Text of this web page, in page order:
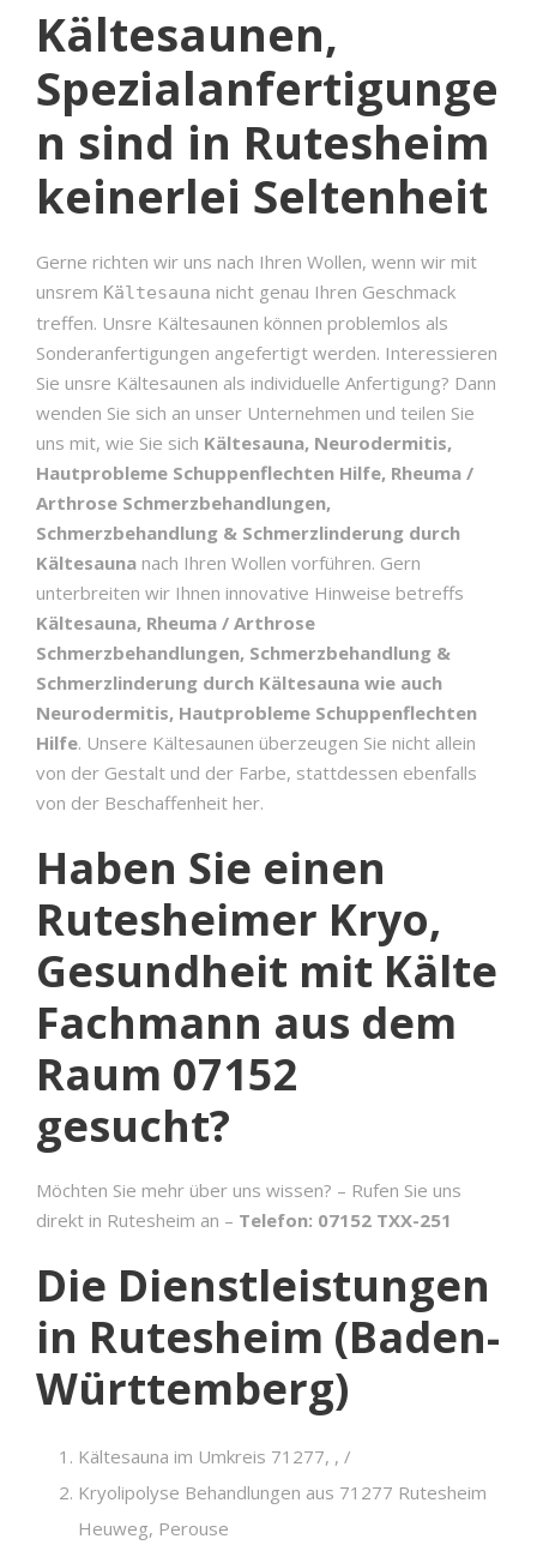
Kältesaunen,
Spezialanfertigunge
n sind in Rutesheim
keinerlei Seltenheit
Gerne richten wir uns nach Ihren Wollen, wenn wir mit
unsrem Kältesauna nicht genau Ihren Geschmack
treffen. Unsre Kältesaunen können problemlos als
Sonderanfertigungen angefertigt werden. Interessieren
Sie unsre Kältesaunen als individuelle Anfertigung? Dann
wenden Sie sich an unser Unternehmen und teilen Sie
uns mit, wie Sie sich Kältesauna, Neurodermitis,
Hautprobleme Schuppenflechten Hilfe, Rheuma /
Arthrose Schmerzbehandlungen,
Schmerzbehandlung & Schmerzlinderung durch
Kältesauna nach Ihren Wollen vorführen. Gern
unterbreiten wir Ihnen innovative Hinweise betreffs
Kältesauna, Rheuma / Arthrose
Schmerzbehandlungen, Schmerzbehandlung &
Schmerzlinderung durch Kältesauna wie auch
Neurodermitis, Hautprobleme Schuppenflechten
Hilfe. Unsere Kältesaunen überzeugen Sie nicht allein
von der Gestalt und der Farbe, stattdessen ebenfalls
von der Beschaffenheit her.
Haben Sie einen
Rutesheimer Kryo,
Gesundheit mit Kälte
Fachmann aus dem
Raum 07152
gesucht?
Möchten Sie mehr über uns wissen? – Rufen Sie uns
direkt in Rutesheim an – Telefon: 07152 TXX-251
Die Dienstleistungen
in Rutesheim (Baden-
Württemberg)
Kältesauna im Umkreis 71277, , /
Kryolipolyse Behandlungen aus 71277 Rutesheim
Heuweg, Perouse